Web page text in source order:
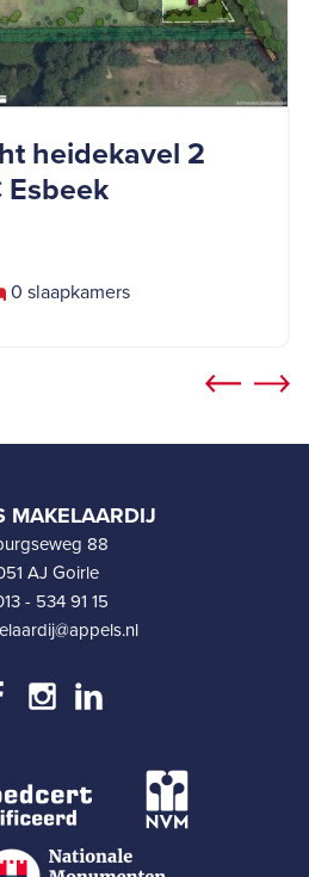
heidekavel 2
Esbeek
0 slaapkamers
MAKELAARDIJ
88
AJ Goirle
- 534 91 15